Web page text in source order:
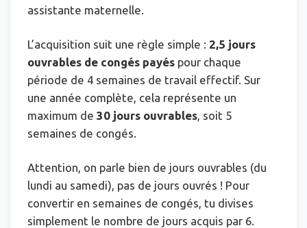
assistante maternelle.
L’acquisition suit une règle simple : 2,5 jours
ouvrables de congés payés pour chaque
période de 4 semaines de travail effectif. Sur
une année complète, cela représente un
maximum de 30 jours ouvrables , soit 5
semaines de congés.
Attention, on parle bien de jours ouvrables (du
lundi au samedi), pas de jours ouvrés ! Pour
convertir en semaines de congés, tu divises
simplement le nombre de jours acquis par 6.